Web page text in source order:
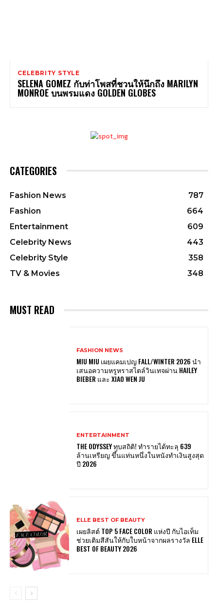
CELEBRITY STYLE
SELENA GOMEZ กับท่าโพสที่ชวนให้นึกถึง MARILYN
MONROE บนพรมแดง GOLDEN GLOBES
CATEGORIES
Fashion News
787
Fashion
664
Entertainment
609
Celebrity News
443
Celebrity Style
358
TV & Movies
348
MUST READ
FASHION NEWS
MIU MIU เผยแคมเปญ FALL/WINTER 2026 นำ
เสนอความหรูหราสไตล์วินเทจผ่าน HAILEY
BIEBER และ XIAO WEN JU
ENTERTAINMENT
THE ODYSSEY ทุบสถิติ! ทำรายได้ทะลุ 639
ล้านเหรียญ ขึ้นแท่นหนึ่งในหนังทำเงินสูงสุด
ปี 2026
ELLE BEST OF BEAUTY
เผยลิสต์ TOP 5 FACE COLOR แห่งปี กับไอเท็ม
ช่วยเติมสีสันให้กับใบหน้าจากผลรางวัล ELLE
BEST OF BEAUTY 2026